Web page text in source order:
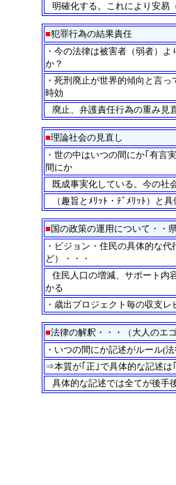
明確化する。これにより安易
■犯罪行為の結果責任
・今の法律は被害者（弱者）
か？
・死刑廃止が世界的傾向と言
時効
廃止、弁護責任行為の重み見
■理論社会の見直し
・世の中はいつの間にか｢有言
間にか
既成事実化している。今の社
（趣旨とﾒﾘｯﾄ・ﾃﾞﾒﾘｯﾄ）と
■ 国の政策の運用について・・
・ビジョン・住民の具体的な
ど）・・・
住民人口の増減、サポート内
かる
・歳出プロジェクト毎の収支
■法律の解釈・・・（大人のエ
・いつの間にか記述がルール(
⇒本質が｢正｣で具体的な記述は
具体的な記述では全てが後手